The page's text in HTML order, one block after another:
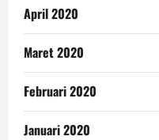
April 2020
Maret 2020
Februari 2020
Januari 2020